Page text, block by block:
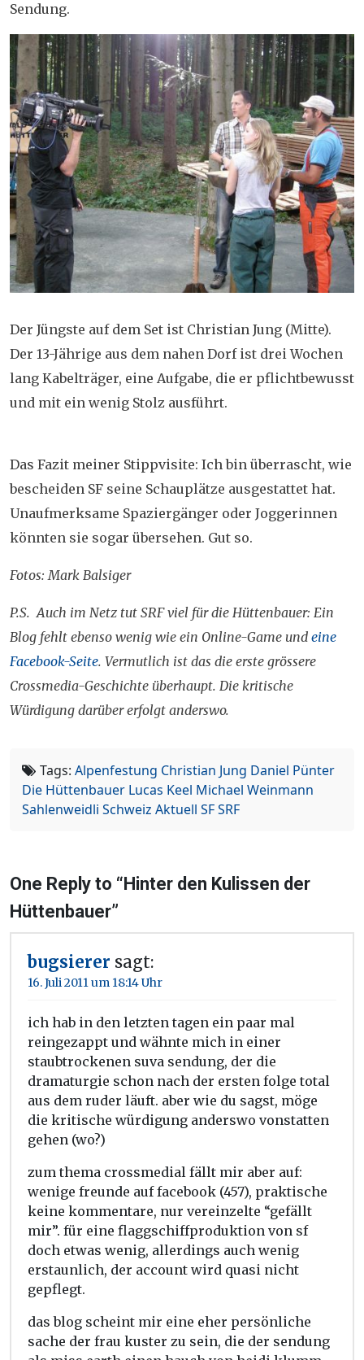
Sendung.
Der Jüngste auf dem Set ist Christian Jung (Mitte).
Der 13-Jährige aus dem nahen Dorf ist drei Wochen
lang Kabelträger, eine Aufgabe, die er pflichtbewusst
und mit ein wenig Stolz ausführt.
Das Fazit meiner Stippvisite: Ich bin überrascht, wie
bescheiden SF seine Schauplätze ausgestattet hat.
Unaufmerksame Spaziergänger oder Joggerinnen
könnten sie sogar übersehen. Gut so.
Fotos: Mark Balsiger
P.S. Auch im Netz tut SRF viel für die Hüttenbauer: Ein
Blog fehlt ebenso wenig wie ein Online-Game und eine
Facebook-Seite. Vermutlich ist das die erste grössere
Crossmedia-Geschichte überhaupt. Die kritische
Würdigung darüber erfolgt anderswo.
Tags: Alpenfestung Christian Jung Daniel Pünter
Die Hüttenbauer Lucas Keel Michael Weinmann
Sahlenweidli Schweiz Aktuell SFSRF
One Reply to “Hinter den Kulissen der
Hüttenbauer”
bugsierer sagt:
16. Juli 2011 um 18:14 Uhr
ich hab in den letzten tagen ein paar mal
reingezappt und wähnte mich in einer
staubtrockenen suva sendung, der die
dramaturgie schon nach der ersten folge total
aus dem ruder läuft. aber wie du sagst, möge
die kritische würdigung anderswo vonstatten
gehen (wo?)
zum thema crossmedial fällt mir aber auf:
wenige freunde auf facebook (457), praktische
keine kommentare, nur vereinzelte “gefällt
mir”. für eine flaggschiffproduktion von sf
doch etwas wenig, allerdings auch wenig
erstaunlich, der account wird quasi nicht
gepflegt.
das blog scheint mir eine eher persönliche
sache der frau kuster zu sein, die der sendung